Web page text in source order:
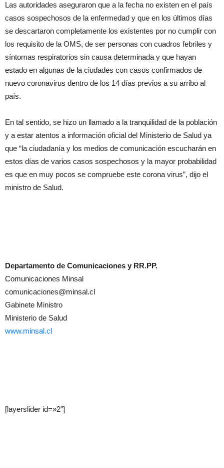
Las autoridades aseguraron que a la fecha no existen en el país
casos sospechosos de la enfermedad y que en los últimos días
se descartaron completamente los existentes por no cumplir con
los requisito de la OMS, de ser personas con cuadros febriles y
síntomas respiratorios sin causa determinada y que hayan
estado en algunas de la ciudades con casos confirmados de
nuevo coronavirus dentro de los 14 días previos a su arribo al
país.
En tal sentido, se hizo un llamado a la tranquilidad de la población
y a estar atentos a información oficial del Ministerio de Salud ya
que “la ciudadanía y los medios de comunicación escucharán en
estos días de varios casos sospechosos y la mayor probabilidad
es que en muy pocos se compruebe este corona virus”, dijo el
ministro de Salud.
Departamento de Comunicaciones y RR.PP.
Comunicaciones Minsal
comunicaciones@minsal.cl
Gabinete Ministro
Ministerio de Salud
www.minsal.cl
[layerslider id=»2″]